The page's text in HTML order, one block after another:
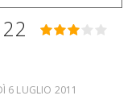
6 LUGLIO 2011